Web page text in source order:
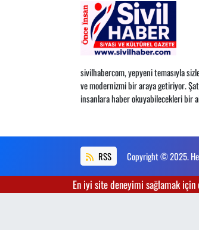
sivilhabercom, yepyeni temasıyla
ve modernizmi bir araya getiriyor.
insanlara haber okuyabilecekleri bir
RSS Copyright © 2025.
En iyi site deneyimi sağlamak için